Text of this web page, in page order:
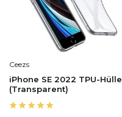
Ceezs
iPhone SE 2022 TPU-Hülle
(Transparent)